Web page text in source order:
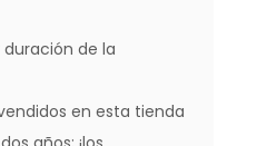
de la
en esta tienda